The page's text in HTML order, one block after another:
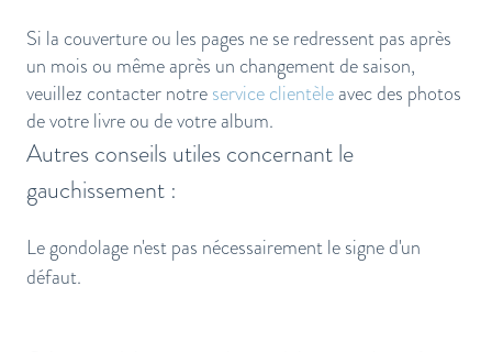
Si la couverture ou les pages ne se redressent pas après
un mois ou même après un changement de saison,
veuillez contacter notreservice clientèleavec des photos
de votre livre ou de votre album.
Autres conseils utiles concernant le
gauchissement :
Le gondolage n'est pas nécessairement le signe d'un
défaut.